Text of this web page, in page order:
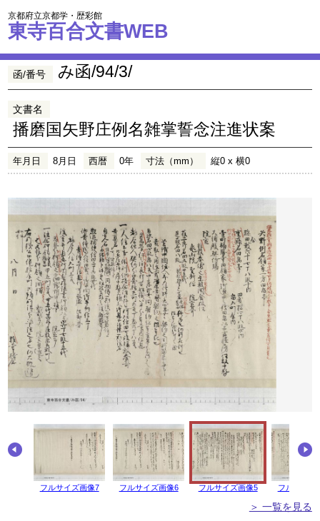
京都府立京都学・歴彩館
東寺百合文書WEB
函/番号 み函/94/3/
文書名
播磨国矢野庄例名雑掌誓念注進状案
年月日 8月日 西暦 0年 寸法（mm） 縦0 x 横0
フルサイズ画像7 フルサイズ画像6 フルサイズ画像5 フルサイズ
＞ 一覧を見る